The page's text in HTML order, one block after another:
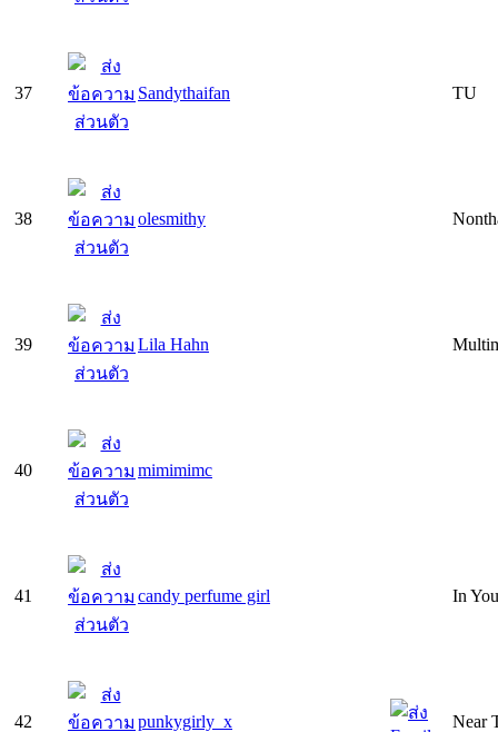
37 Sandythaifan TU
38 olesmithy
39 Lila Hahn
40 mimimimc
41 candy perfume girl In
42 punkygirly_x Near